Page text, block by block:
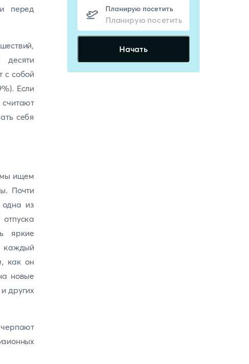
перед
с собой
Если
себя
мы ищем
Почти
из
яркие
каждый
как он
новые
других
Планирую посетить
Начать